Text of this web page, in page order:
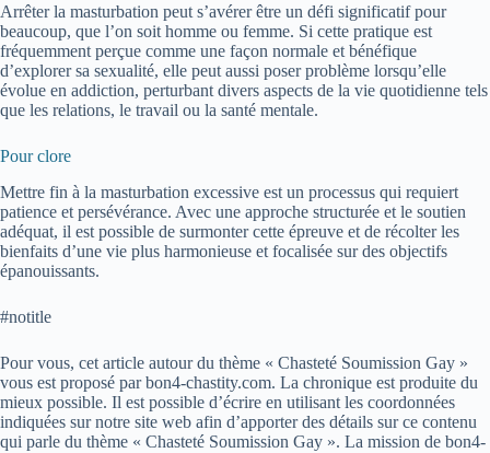
Arrêter la masturbation peut s’avérer être un défi significatif pour
beaucoup, que l’on soit homme ou femme. Si cette pratique est
fréquemment perçue comme une façon normale et bénéfique
d’explorer sa sexualité, elle peut aussi poser problème lorsqu’elle
évolue en addiction, perturbant divers aspects de la vie quotidienne tels
que les relations, le travail ou la santé mentale.
Pour clore
Mettre fin à la masturbation excessive est un processus qui requiert
patience et persévérance. Avec une approche structurée et le soutien
adéquat, il est possible de surmonter cette épreuve et de récolter les
bienfaits d’une vie plus harmonieuse et focalisée sur des objectifs
épanouissants.
#notitle
Pour vous, cet article autour du thème « Chasteté Soumission Gay »
vous est proposé par bon4-chastity.com. La chronique est produite du
mieux possible. Il est possible d’écrire en utilisant les coordonnées
indiquées sur notre site web afin d’apporter des détails sur ce contenu
qui parle du thème « Chasteté Soumission Gay ». La mission de bon4-